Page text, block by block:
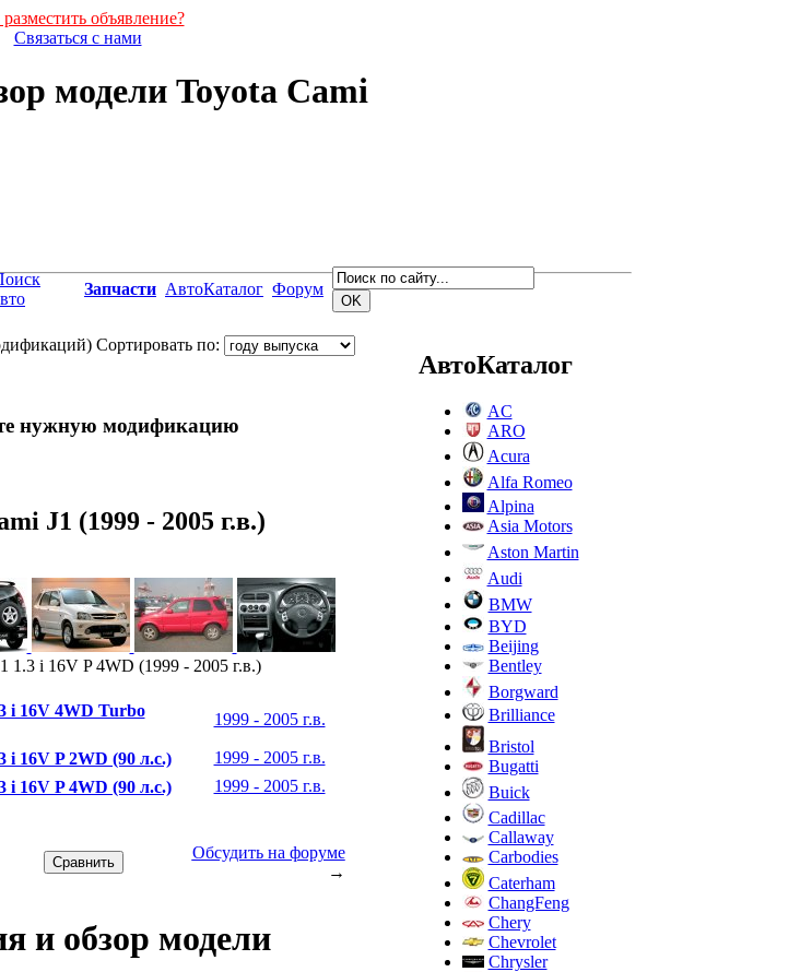
объявление?
Связаться с нами
модели Toyota Cami
Запчасти АвтоКаталог Форум
Сортировать по:
нужную модификацию
J1 (1999 - 2005 г.в.)
1.3 i 16V P 4WD (1999 - 2005 г.в.)
i 16V 4WD Turbo
1999 - 2005 г.в.
i 16V P 2WD (90 л.с.)
1999 - 2005 г.в.
i 16V P 4WD (90 л.с.)
1999 - 2005 г.в.
Обсудить на форуме
→
и обзор модели
АвтоКаталог
AC
ARO
Acura
Alfa Romeo
Alpina
Asia Motors
Aston Martin
Audi
BMW
BYD
Beijing
Bentley
Borgward
Brilliance
Bristol
Bugatti
Buick
Cadillac
Callaway
Carbodies
Caterham
ChangFeng
Chery
Chevrolet
Chrysler